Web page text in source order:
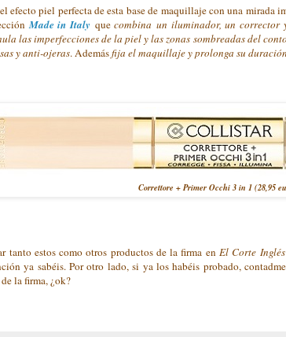
efecto piel perfecta de esta base de maquillaje con una mirada
Made in Italy quecombina un iluminador, un
las imperfecciones de la piel y las zonas sombreadas del
y anti-ojeras. Ademásfija el maquillaje y prolonga su
Correttore + Primer Occhi 3 in 1 (28,95
tanto estos como otros productos de la firma enEl Corte Inglés
ya sabéis. Por otro lado, si ya los habéis probado,
la firma, ¿ok?